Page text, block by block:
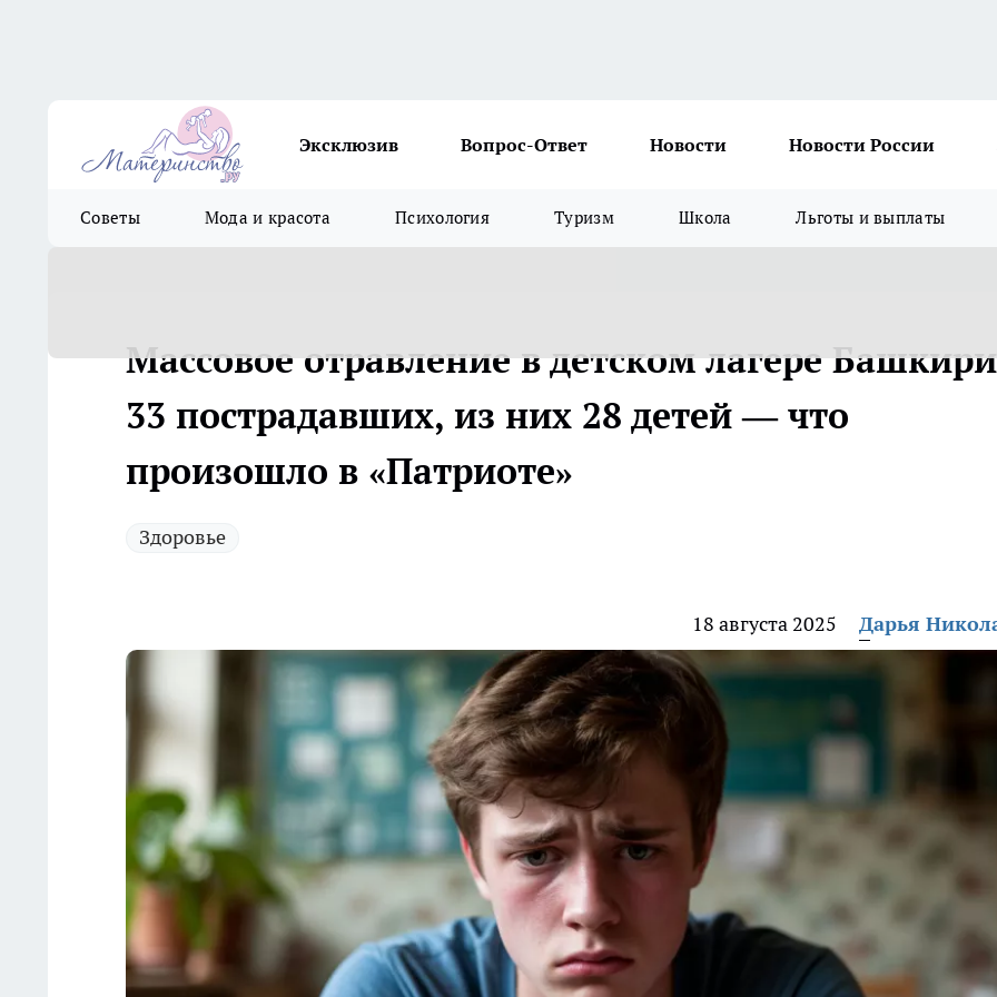
Эксклюзив Вопрос-Ответ Новости Новости России
Советы Мода и красота Психология Туризм Школа Льготы и выплаты
Массовое отравление в детском лагере
33 пострадавших, из них 28 детей — что
произошло в «Патриоте»
Здоровье
18 августа 2025 Дарья